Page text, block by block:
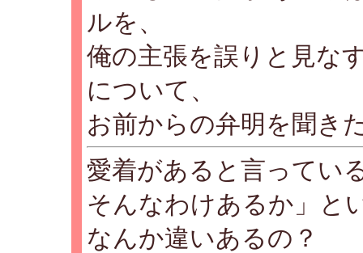
ルを、
俺の主張を誤りと見な
について、
お前からの弁明を聞き
愛着があると言ってい
そんなわけあるか」と
なんか違いあるの？